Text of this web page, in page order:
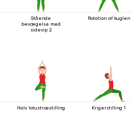
Stående
bevægelse med
sidevip 2
Rotation af kuglen
Halv lotustræstilling Krigerstilling 1